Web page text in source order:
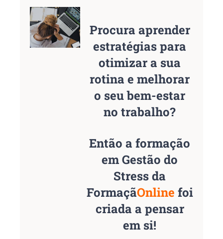
Procura aprender
estratégias para
otimizar a sua
rotina e melhorar
o seu bem-estar
no trabalho?
Então a formação
em Gestão do
Stress da
FormaçãOnline foi
criada a pensar
em si!